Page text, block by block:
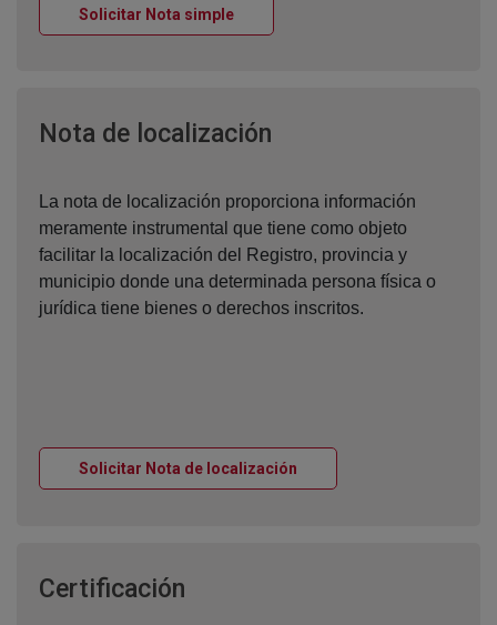
Solicitar Nota simpleVentana nueva
Nota de localización
La nota de localización proporciona información
meramente instrumental que tiene como objeto
facilitar la localización del Registro, provincia y
municipio donde una determinada persona física o
jurídica tiene bienes o derechos inscritos.
Solicitar Nota de localización
Certificación